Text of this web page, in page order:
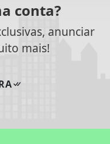
conta?
anunciar
mais!